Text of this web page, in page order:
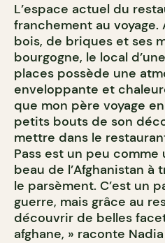
L’espace actuel du
franchement au
bois, de briques et ses
bourgogne, le local
places possède une
enveloppante et
que mon père voyage
petits bouts de son
mettre dans le
Pass est un peu comme
beau de l’Afghanistan à
le parsèment. C’est un
guerre, mais grâce au
découvrir de belles
afghane, » raconte